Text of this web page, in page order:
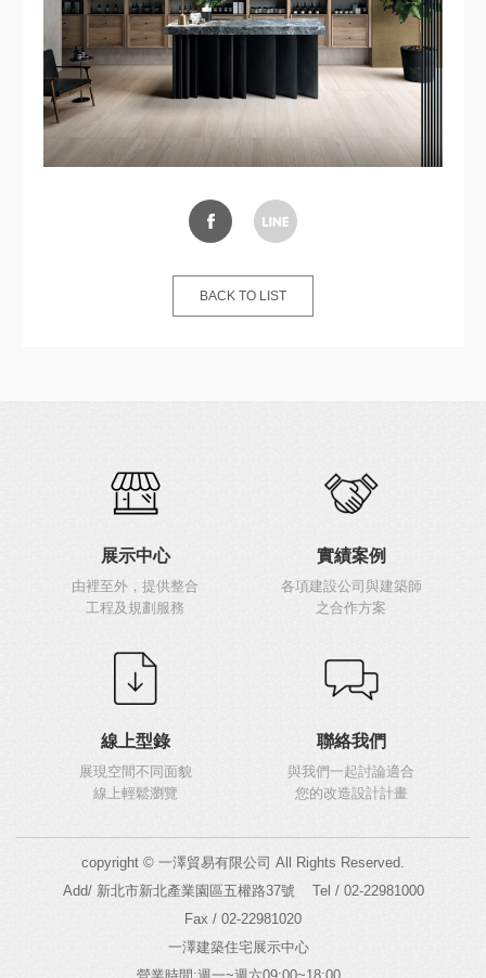
BACK TO LIST
展示中心
由裡至外，提供整合
工程及規劃服務
實績案例
各項建設公司與建築師
之合作方案
線上型錄
展現空間不同面貌
線上輕鬆瀏覽
聯絡我們
與我們一起討論適合
您的改造設計計畫
copyright © 一澤貿易有限公司 All Rights Reserved.
Add/ 新北市新北產業園區五權路37號
Tel / 02-22981000
Fax / 02-22981020
一澤建築住宅展示中心